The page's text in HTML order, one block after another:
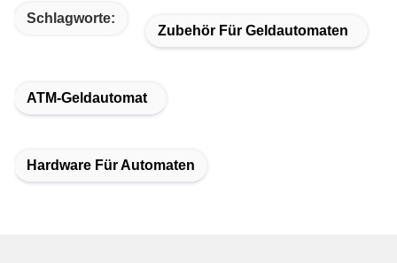
Schlagworte:
Zubehör Für Geldautomaten
ATM-Geldautomat
Hardware Für Automaten